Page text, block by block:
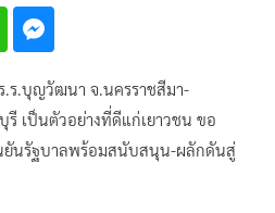
.ร.บุญวัฒนา จ.นครราชสีมา-
เป็นตัวอย่างที่ดีแก่เยาวชน ขอ
นรัฐบาลพร้อมสนับสนุน-ผลักดันสู่